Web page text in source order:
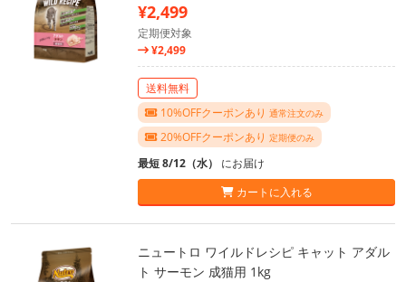
¥2,499
定期便対象
¥2,499
送料無料
10%OFFクーポンあり 通常注文のみ
20%OFFクーポンあり 定期便のみ
最短 8/12（水） にお届け
カートに入れる
ニュートロ ワイルドレシピ キャット アダル
ト サーモン 成猫用 1kg